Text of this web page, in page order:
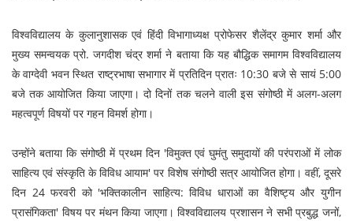
विश्वविद्यालय के कुलानुशासक एवं हिंदी विभागाध्यक्ष प्रोफेसर शैलेंद्र कुमार शर्मा और
मुख्य समन्वयक प्रो. जगदीश चंद्र शर्मा ने बताया कि यह बौद्धिक समागम विश्वविद्यालय
के वाग्देवी भवन स्थित राष्ट्रभाषा सभागार में प्रतिदिन प्रातः 10:30 बजे से सायं 5:00
बजे तक आयोजित किया जाएगा। दो दिनों तक चलने वाली इस संगोष्ठी में अलग-अलग
महत्वपूर्ण विषयों पर गहन विमर्श होगा।
उन्होंने बताया कि संगोष्ठी में प्रथम दिन 'विमुक्त एवं घुमंतु समुदायों की परंपराओं में लोक
साहित्य एवं संस्कृति के विविध आयाम' पर विशेष संगोष्ठी सत्र आयोजित होगा। वहीं, दूसरे
दिन 24 फरवरी को 'भक्तिकालीन साहित्य: विविध धाराओं का वैशिष्ट्य और युगीन
प्रासंगिकता' विषय पर मंथन किया जाएगा। विश्वविद्यालय प्रशासन ने सभी प्रबुद्ध जनों,